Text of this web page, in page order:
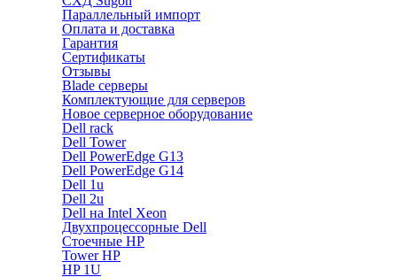
Параллельный импорт
Оплата и доставка
Гарантия
Сертификаты
Отзывы
Blade серверы
Комплектующие для серверов
Новое серверное оборудование
Dell rack
Dell Tower
Dell PowerEdge G13
Dell PowerEdge G14
Dell 1u
Dell 2u
Dell на Intel Xeon
Двухпроцессорные Dell
Стоечные HP
Tower HP
HP 1U